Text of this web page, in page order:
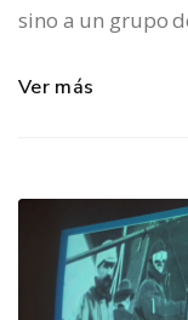
sino a un grupo
Ver más